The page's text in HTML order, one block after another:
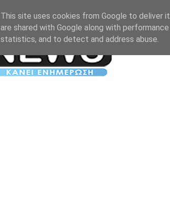
This site uses cookies from Google to deliver
are shared with Google along with
statistics, and to detect and address abuse.